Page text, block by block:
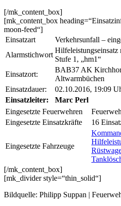
[/mk_content_box]
[mk_content_box
moon-feed“]
Einsatzart
Verkehrsunfall –
Alarmstichwort
Hilfeleistungseinsatz
Stufe 1, „hm1“
Einsatzort:
BAB37 AK
Altwarmbüchen
Einsatzdauer:
02.10.2016, 19:09
Einsatzleiter:
Marc Perl
Eingesetzte Feuerwehren
Eingesetzte Einsatzkräfte
16
Eingesetzte Fahrzeuge
T
[/mk_content_box]
[mk_divider style=“thin_solid“]
Bildquelle: Philipp Suppan |